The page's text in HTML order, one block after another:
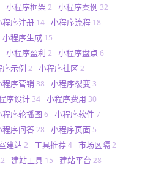
小程序框架 2 小程序案例 32
程序注册 14 小程序流程 18
小程序生成 15
小程序盈利 2 小程序盘点 6
序示例 2 小程序社区 2
程序营销 38 小程序裂变 3
序设计 34 小程序费用 30
程序轮播图 6 小程序软件7
程序问答28 小程序页面 5
建站2 工具推荐4 市场区隔2
建站工具 15 建站平台 28